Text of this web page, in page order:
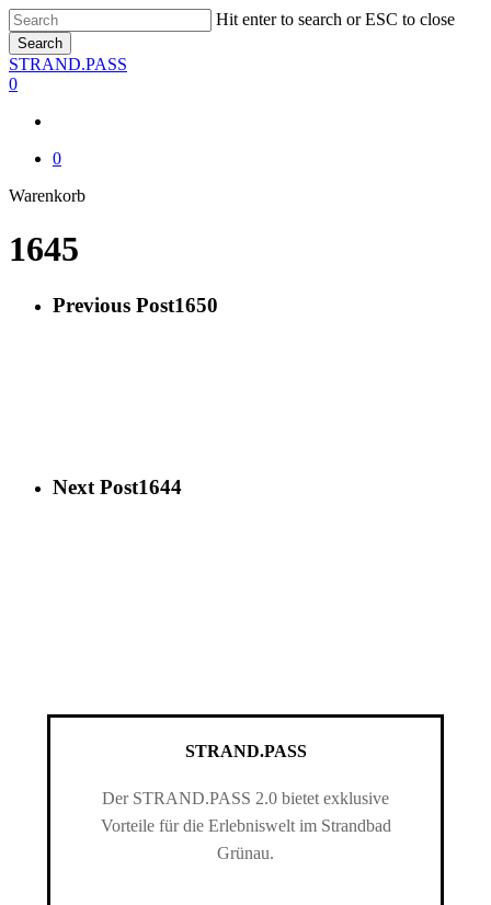
Skip
to
main
content
Hit enter to search or ESC to close
Search
Close
Search
STRAND.PASS
0
0
WarenkorbClose
1645
Previous Post1650
Next Post1644
STRAND.PASS
Der STRAND.PASS 2.0 bietet exklusive
Vorteile für die Erlebniswelt im Strandbad
Grünau.